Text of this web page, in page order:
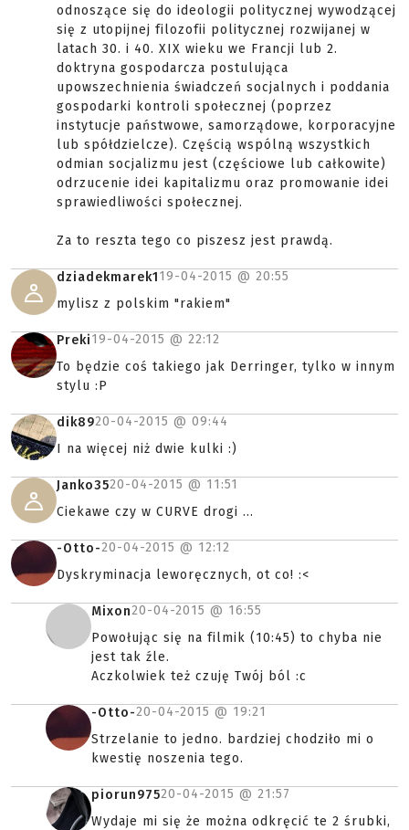
odnoszące się do ideologii politycznej wywodzącej
się z utopijnej filozofii politycznej rozwijanej w
latach 30. i 40. XIX wieku we Francji lub 2.
doktryna gospodarcza postulująca
upowszechnienia świadczeń socjalnych i poddania
gospodarki kontroli społecznej (poprzez
instytucje państwowe, samorządowe, korporacyjne
lub spółdzielcze). Częścią wspólną wszystkich
odmian socjalizmu jest (częściowe lub całkowite)
odrzucenie idei kapitalizmu oraz promowanie idei
sprawiedliwości społecznej.
Za to reszta tego co piszesz jest prawdą.
dziadekmarek119-04-2015 @ 20:55
mylisz z polskim "rakiem"
Preki19-04-2015 @ 22:12
To będzie coś takiego jak Derringer, tylko w innym
stylu :P
dik8920-04-2015 @ 09:44
I na więcej niż dwie kulki :)
Janko3520-04-2015 @ 11:51
Ciekawe czy w CURVE drogi ...
-Otto-20-04-2015 @ 12:12
Dyskryminacja leworęcznych, ot co! :<
Mixon20-04-2015 @ 16:55
Powołując się na filmik (10:45) to chyba nie
jest tak źle.
Aczkolwiek też czuję Twój ból :c
-Otto-20-04-2015 @ 19:21
Strzelanie to jedno. bardziej chodziło mi o
kwestię noszenia tego.
piorun97520-04-2015 @ 21:57
Wydaje mi się że można odkręcić te 2 śrubki,